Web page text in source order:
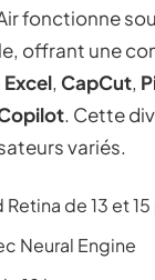
fonctionne
offrant une
Excel, CapCut,
. Cette
variés.
Retina de 13 et
Neural Engine